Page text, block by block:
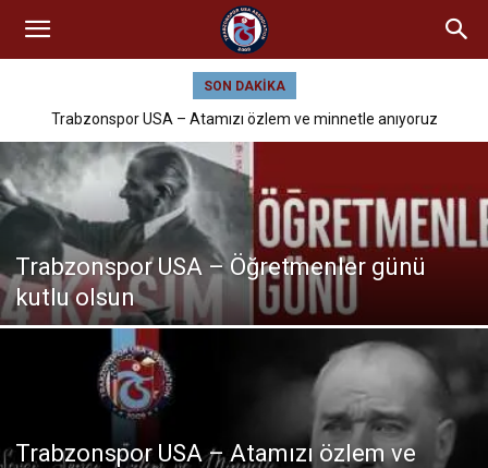
SON DAKIKA
Trabzonspor USA – Atamızı özlem ve minnetle anıyoruz
Trabzonspor USA – Öğretmenler günü
kutlu olsun
Trabzonspor USA – Atamızı özlem ve